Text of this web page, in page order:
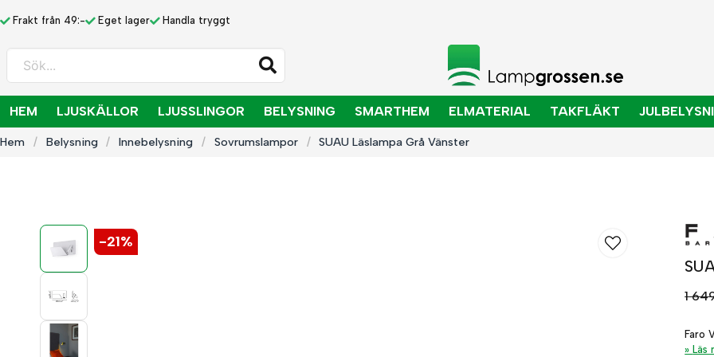
Frakt från 49:- Eget lager Handla tryggt
Sök...
HEM LJUSKÄLLOR LJUSSLINGOR BELYSNING SMARTHEM ELMATERIAL TAKFLÄKT
Hem Belysning Innebelysning Sovrumslampor SUAU Läslampa Grå Vänster
-21%
1
Faro
Läs